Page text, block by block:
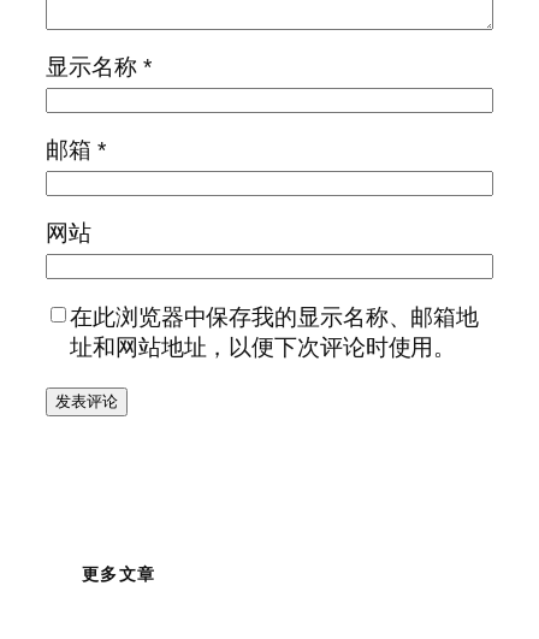
显示名称 *
邮箱 *
网站
在此浏览器中保存我的显示名称、邮箱地
址和网站地址，以便下次评论时使用。
更多文章